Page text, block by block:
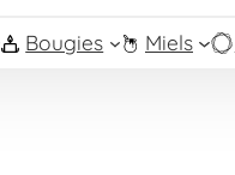
Bougies Miels